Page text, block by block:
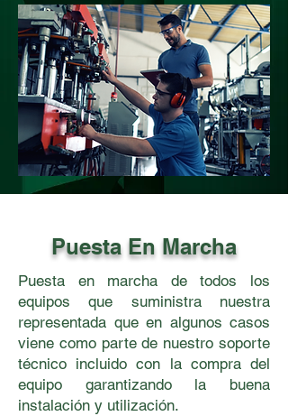
Puesta En Marcha
Puesta en marcha de todos los
equipos que suministra nuestra
representada que en algunos casos
viene como parte de nuestro soporte
técnico incluido con la compra del
equipo garantizando la buena
instalación y utilización.